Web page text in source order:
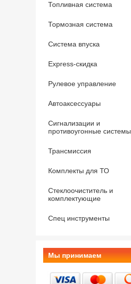
Топливная система
Тормозная система
Система впуска
Express-скидка
Рулевое управление
Автоаксессуары
Сигнализации и
противоугонные системы
Трансмиссия
Комплекты для ТО
Стеклоочиститель и
комплектующие
Спец инструменты
Мы принимаем